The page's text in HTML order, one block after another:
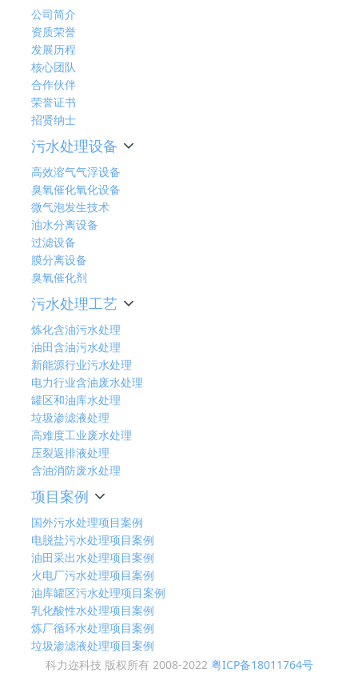
公司简介
资质荣誉
发展历程
核心团队
合作伙伴
荣誉证书
招贤纳士
污水处理设备
高效溶气气浮设备
臭氧催化氧化设备
微气泡发生技术
油水分离设备
过滤设备
膜分离设备
臭氧催化剂
污水处理工艺
炼化含油污水处理
油田含油污水处理
新能源行业污水处理
电力行业含油废水处理
罐区和油库水处理
垃圾渗滤液处理
高难度工业废水处理
压裂返排液处理
含油消防废水处理
项目案例
国外污水处理项目案例
电脱盐污水处理项目案例
油田采出水处理项目案例
火电厂污水处理项目案例
油库罐区污水处理项目案例
乳化酸性水处理项目案例
炼厂循环水处理项目案例
垃圾渗滤液处理项目案例
科力迩科技 版权所有 2008-2022 粤ICP备18011764号